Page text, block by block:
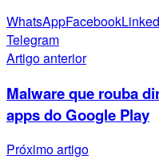
WhatsAppFacebook
Telegram
Artigo anterior
Malware que rouba
apps do Google Play
Próximo artigo